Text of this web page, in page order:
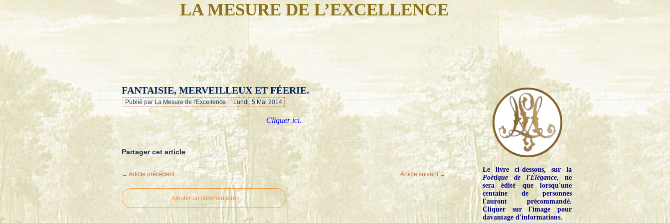
LA MESURE DE L’EXCELLENCE
…
FANTAISIE, MERVEILLEUX ET FÉERIE.
Publié par La Mesure de l'Excellence Lundi, 5 Mai 2014
Cliquer ici.
Partager cet article
← Article précédent Article suivant →
Ajouter un commentaire
Le livre ci-dessous, sur la
Poétique de l'Élégance, ne
sera édité que lorsqu'une
centaine de personnes
l'auront précommandé.
Cliquer sur l'image pour
davantage d'informations.